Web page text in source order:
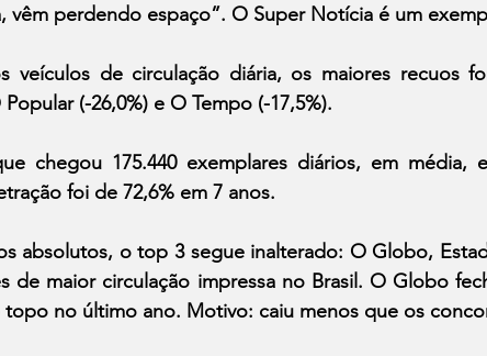
vêm perdendo espaço”. O Super Notícia é um
veículos de circulação diária, os maiores recuos
Popular (-26,0%) e O Tempo (-17,5%).
chegou 175.440 exemplares diários, em média,
foi de 72,6% em 7 anos.
absolutos, o top 3 segue inalterado: O Globo,
de maior circulação impressa no Brasil. O Globo
topo no último ano. Motivo: caiu menos que os